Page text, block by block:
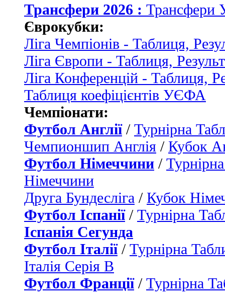
Трансфери 2026 : Трансфери
Єврокубки:
Ліга Чемпіонів - Таблиця,
Ліга Європи - Таблиця,
Ліга Конференцій - Таблиця,
Таблиця коефіцієнтів УЄФА
Чемпіонати:
Футбол Англії/ Турнірна
Чемпионшип Англія / Кубок
Футбол Німеччини /
Німеччини
Друга Бундесліга / Кубок
Футбол Іспанії/ Турнірна
Іспанія Сегунда
Футбол Італії/ Турнірна
Італія Серія B
Футбол Франції/ Турнірна